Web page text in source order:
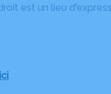
est un lieu
.